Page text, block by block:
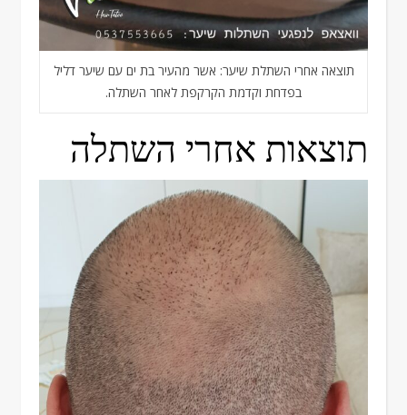
תוצאה אחרי השתלת שיער: אשר מהעיר בת ים עם שיער דליל
בפדחת וקדמת הקרקפת לאחר השתלה.
תוצאות אחרי השתלה